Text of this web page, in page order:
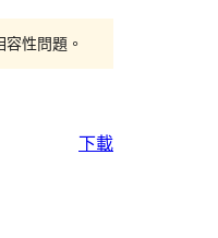
性問題。
下載